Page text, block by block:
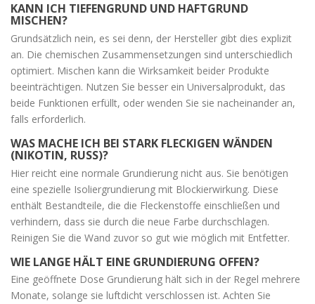
KANN ICH TIEFENGRUND UND HAFTGRUND
MISCHEN?
Grundsätzlich nein, es sei denn, der Hersteller gibt dies explizit
an. Die chemischen Zusammensetzungen sind unterschiedlich
optimiert. Mischen kann die Wirksamkeit beider Produkte
beeinträchtigen. Nutzen Sie besser ein Universalprodukt, das
beide Funktionen erfüllt, oder wenden Sie sie nacheinander an,
falls erforderlich.
WAS MACHE ICH BEI STARK FLECKIGEN WÄNDEN
(NIKOTIN, RUSS)?
Hier reicht eine normale Grundierung nicht aus. Sie benötigen
eine spezielle Isoliergrundierung mit Blockierwirkung. Diese
enthält Bestandteile, die die Fleckenstoffe einschließen und
verhindern, dass sie durch die neue Farbe durchschlagen.
Reinigen Sie die Wand zuvor so gut wie möglich mit Entfetter.
WIE LANGE HÄLT EINE GRUNDIERUNG OFFEN?
Eine geöffnete Dose Grundierung hält sich in der Regel mehrere
Monate, solange sie luftdicht verschlossen ist. Achten Sie